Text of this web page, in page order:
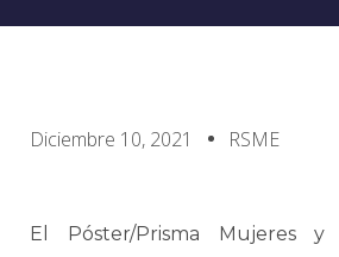
Diciembre 10, 2021 RSME
El Póster/Prisma Mujeres y